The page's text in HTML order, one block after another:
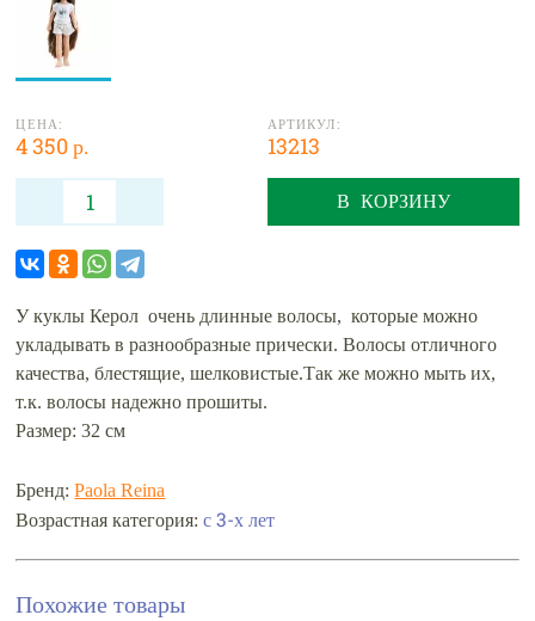
ЦЕНА:
4 350 р.
АРТИКУЛ:
13213
В КОРЗИНУ
У куклы Керол очень длинные волосы, которые можно
укладывать в разнообразные прически. Волосы отличного
качества, блестящие, шелковистые.Так же можно мыть их,
т.к. волосы надежно прошиты.
Размер: 32 см
Бренд:Paola Reina
Возрастная категория:с 3-х лет
Похожие товары